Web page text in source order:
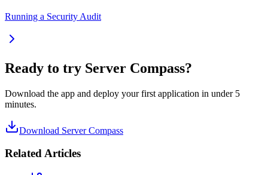
Running a Security Audit
Ready to try Server Compass?
Download the app and deploy your first application in under 5
minutes.
Download Server Compass
Related Articles